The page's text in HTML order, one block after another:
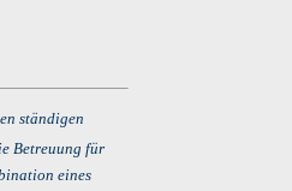
ständigen
Betreuung für
eines